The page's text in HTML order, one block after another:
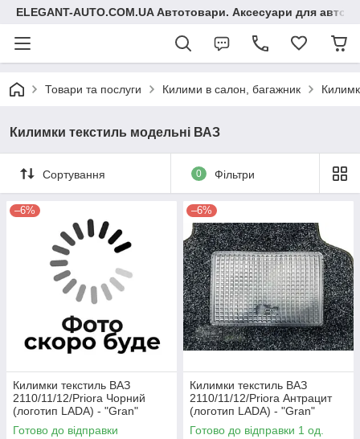
ELEGANT-AUTO.COM.UA Автотовари. Аксесуари для авто
Товари та послуги Килими в салон, багажник
Килимки текстиль модельні ВАЗ
Сортування 0 Фільтри
–6%
Килимки текстиль ВАЗ
2110/11/12/Priora Чорний
(логотип LADA) - "Gran"
(основа гранули)
Готово до відправки
–6%
Килимки текстиль ВАЗ
2110/11/12/Priora Антрацит
(логотип LADA) - "Gran"
(основа гранули)
Готово до відправки 1 од.